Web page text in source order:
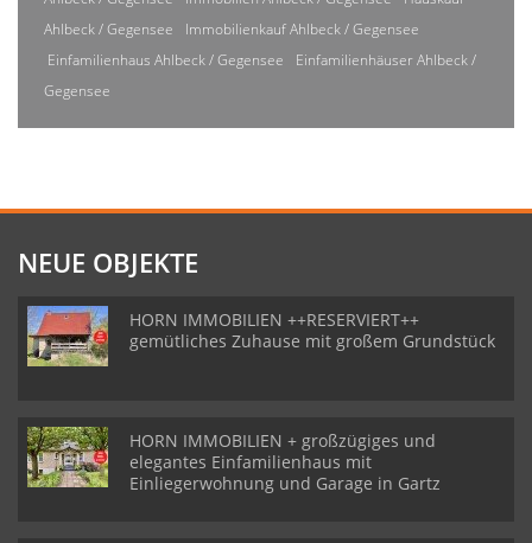
Ahlbeck / Gegensee
Immobilienkauf Ahlbeck / Gegensee
Einfamilienhaus Ahlbeck / Gegensee
Einfamilienhäuser Ahlbeck /
Gegensee
NEUE OBJEKTE
HORN IMMOBILIEN ++RESERVIERT++
gemütliches Zuhause mit großem Grundstück
HORN IMMOBILIEN + großzügiges und
elegantes Einfamilienhaus mit
Einliegerwohnung und Garage in Gartz